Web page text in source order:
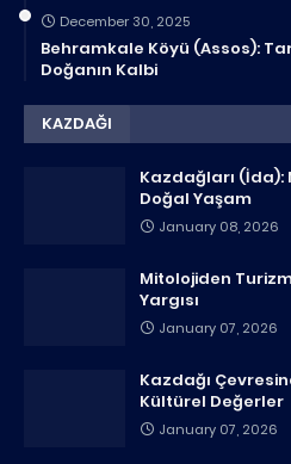
December 30, 2025
Behramkale Köyü (Assos):
Doğanın Kalbi
KAZDAĞI
Kazdağları (İda):
Doğal Yaşam
January 08, 2026
Mitolojiden
Yargısı
January 07, 2026
Kazdağı
Kültürel Değerler
January 07, 2026